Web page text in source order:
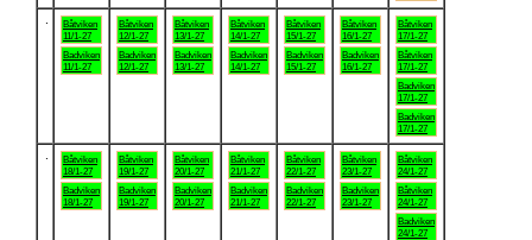
Båtviken
11/1-27
Badviken
11/1-27
Båtviken
12/1-27
Badviken
12/1-27
Båtviken
13/1-27
Badviken
13/1-27
Båtviken
14/1-27
Badviken
14/1-27
Båtviken
15/1-27
Badviken
15/1-27
Båtviken
16/1-27
Badviken
16/1-27
Båtviken
17/1-27
Båtviken
17/1-27
Badviken
17/1-27
Badviken
17/1-27
Båtviken
18/1-27
Badviken
18/1-27
Båtviken
19/1-27
Badviken
19/1-27
Båtviken
20/1-27
Badviken
20/1-27
Båtviken
21/1-27
Badviken
21/1-27
Båtviken
22/1-27
Badviken
22/1-27
Båtviken
23/1-27
Badviken
23/1-27
Båtviken
24/1-27
Båtviken
24/1-27
Badviken
24/1-27